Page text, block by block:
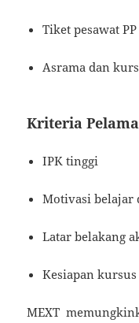
Tiket pesawat PP
Asrama dan
Kriteria
IPK tinggi
Motivasi belajar
Latar belakang
Kesiapan kursus
MEXT